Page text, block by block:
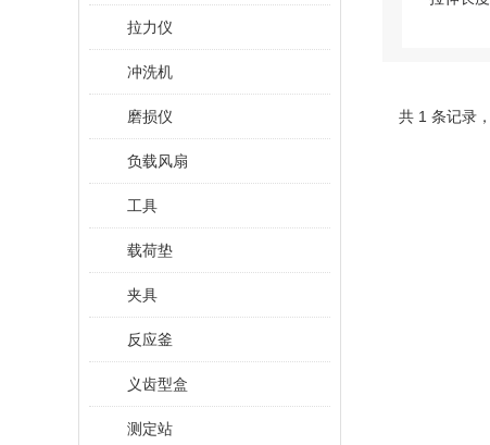
拉力仪
冲洗机
磨损仪
负载风扇
工具
载荷垫
夹具
反应釜
义齿型盒
测定站
共 1 条记录